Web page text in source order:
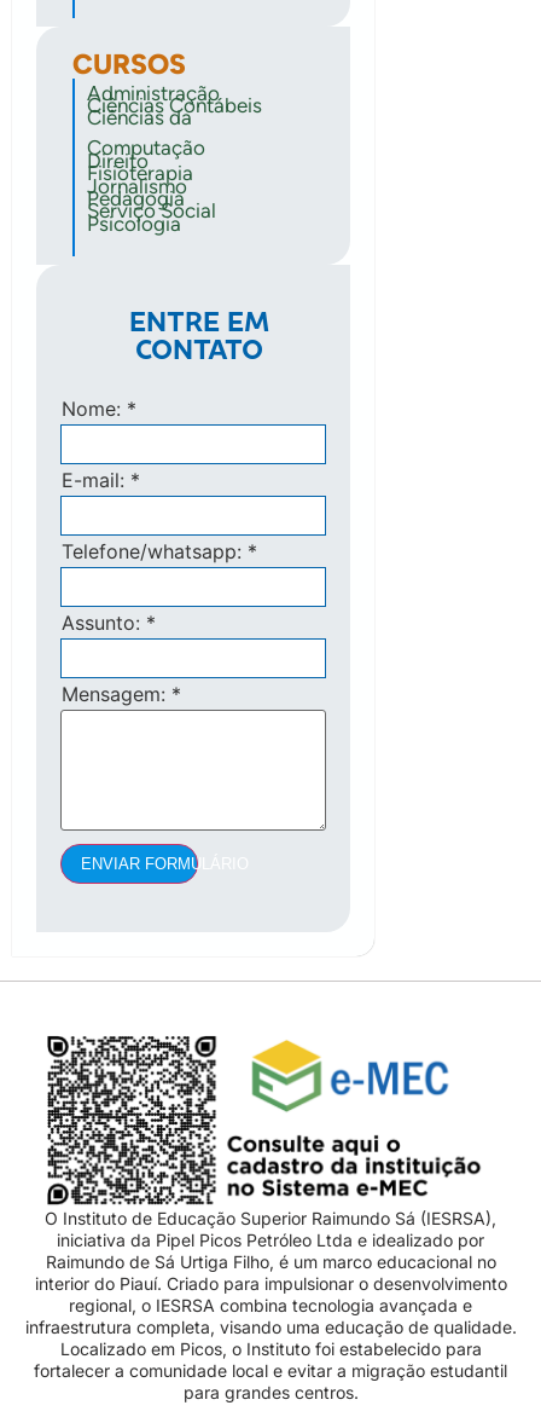
CURSOS
Administração
Ciências Contábeis
Ciências da
Computação
Direito
Fisioterapia
Jornalismo
Pedagogia
Serviço Social
Psicologia
ENTRE EM
CONTATO
Nome: *
E-mail: *
Telefone/whatsapp: *
Assunto: *
Mensagem: *
ENVIAR FORMULÁRIO
O Instituto de Educação Superior Raimundo Sá (IESRSA),
iniciativa da Pipel Picos Petróleo Ltda e idealizado por
Raimundo de Sá Urtiga Filho, é um marco educacional no
interior do Piauí. Criado para impulsionar o desenvolvimento
regional, o IESRSA combina tecnologia avançada e
infraestrutura completa, visando uma educação de qualidade.
Localizado em Picos, o Instituto foi estabelecido para
fortalecer a comunidade local e evitar a migração estudantil
para grandes centros.